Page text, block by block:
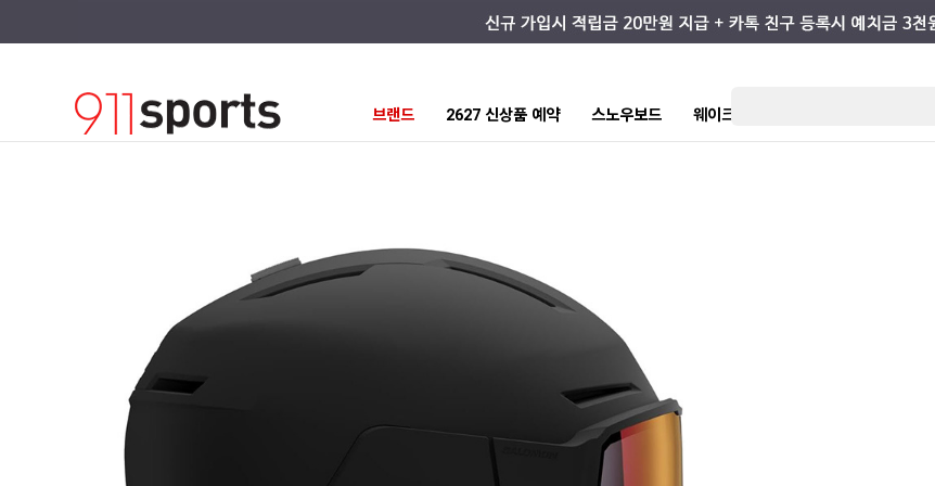
브랜드 2627 신상품 예약 스노우보드 웨이크/서핑